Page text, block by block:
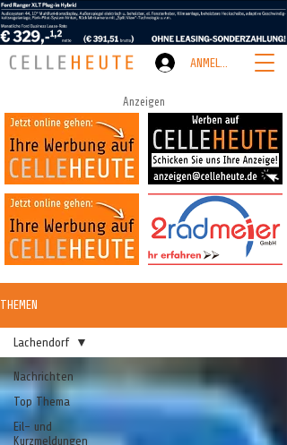
ANMELDEN
Anzeigen
THEMEN
Nachrichten
Top Thema
Eil- und
Kurzmeldungen
Lachendorf